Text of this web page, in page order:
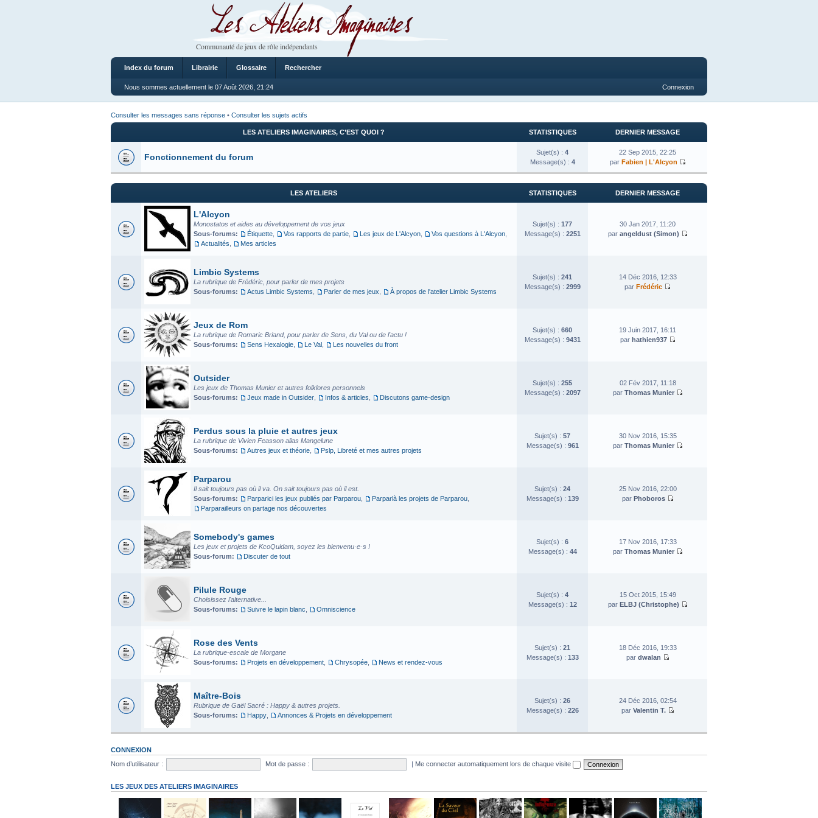
Les Ateliers Imaginaires
Communauté de jeux de rôle indépendants
Index du forum Librairie Glossaire Rechercher
Nous sommes actuellement le 07 Août 2026, 21:24 Connexion
Consulter les messages sans réponse • Consulter les sujets actifs
LES ATELIERS IMAGINAIRES, C’EST QUOI ? STATISTIQUES DERNIER MESSAGE
Fonctionnement du forum Sujet(s) : 4
Message(s) : 4
22 Sep 2015, 22:25
par Fabien | L'Alcyon
LES ATELIERS STATISTIQUES DERNIER MESSAGE
L'Alcyon
Monostatos et aides au développement de vos jeux
Sous-forums:
Étiquette Vos rapports de partie Les jeux de L'Alcyon Vos questions à L'Alcyon
Actualités
Mes articles
Sujet(s) : 177
Message(s) : 2251
30 Jan 2017, 11:20
par angeldust (Simon)
Limbic Systems
La rubrique de Frédéric, pour parler de mes projets
Sous-forums:
Actus Limbic Systems Parler de mes jeux À propos de l'atelier Limbic Systems
Sujet(s) : 241
Message(s) : 2999
14 Déc 2016, 12:33
par Frédéric
Jeux de Rom
La rubrique de Romaric Briand, pour parler de Sens, du Val ou de l'actu !
Sous-forums:
Sens Hexalogie Le Val Les nouvelles du front
Sujet(s) : 660
Message(s) : 9431
19 Juin 2017, 16:11
par hathien937
Outsider
Les jeux de Thomas Munier et autres folklores personnels
Sous-forums:
Jeux made in Outsider Infos & articles Discutons game-design
Sujet(s) : 255
Message(s) : 2097
02 Fév 2017, 11:18
par Thomas Munier
Perdus sous la pluie et autres jeux
La rubrique de Vivien Feasson alias Mangelune
Sous-forums:
Autres jeux et théorie Pslp, Libreté et mes autres projets
Sujet(s) : 57
Message(s) : 961
30 Nov 2016, 15:35
par Thomas Munier
Parparou
Il sait toujours pas où il va. On sait toujours pas où il est.
Sous-forums:
Parparici les jeux publiés par Parparou Parparlà les projets de Parparou
Parparailleurs on partage nos découvertes
Sujet(s) : 24
Message(s) : 139
25 Nov 2016, 22:00
par Phoboros
Somebody's games
Les jeux et projets de KcoQuidam, soyez les bienvenu·e·s !
Sous-forum:
Discuter de tout
Sujet(s) : 6
Message(s) : 44
17 Nov 2016, 17:33
par Thomas Munier
Pilule Rouge
Choisissez l'alternative...
Sous-forums:
Suivre le lapin blanc Omniscience
Sujet(s) : 4
Message(s) : 12
15 Oct 2015, 15:49
par ELBJ (Christophe)
Rose des Vents
La rubrique-escale de Morgane
Sous-forums:
Projets en développement Chrysopée News et rendez-vous
Sujet(s) : 21
Message(s) : 133
18 Déc 2016, 19:33
par dwalan
Maître-Bois
Rubrique de Gaël Sacré : Happy & autres projets.
Sous-forums:
Happy Annonces & Projets en développement
Sujet(s) : 26
Message(s) : 226
24 Déc 2016, 02:54
par Valentin T.
CONNEXION
Nom d’utilisateur :
Mot de passe : | Me connecter automatiquement lors de chaque visite
LES JEUX DES ATELIERS IMAGINAIRES